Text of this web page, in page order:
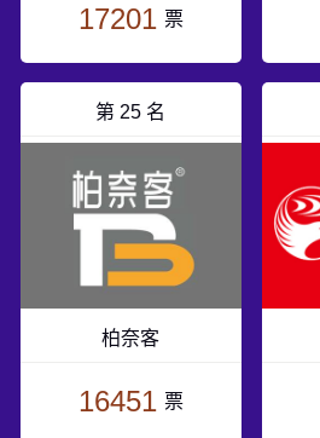
17201 票
第 25 名
柏奈客
16451 票